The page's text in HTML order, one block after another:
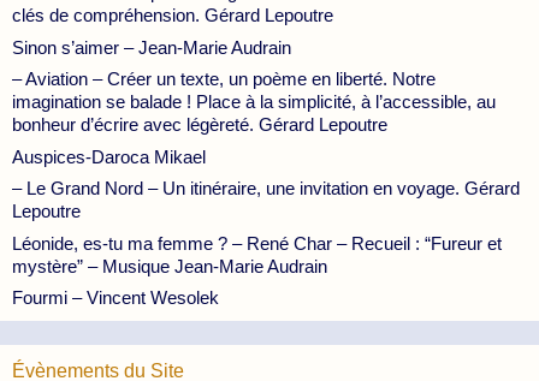
clés de compréhension. Gérard Lepoutre
Sinon s’aimer – Jean-Marie Audrain
– Aviation – Créer un texte, un poème en liberté. Notre
imagination se balade ! Place à la simplicité, à l’accessible, au
bonheur d’écrire avec légèreté. Gérard Lepoutre
Auspices-Daroca Mikael
– Le Grand Nord – Un itinéraire, une invitation en voyage. Gérard
Lepoutre
Léonide, es-tu ma femme ? – René Char – Recueil : “Fureur et
mystère” – Musique Jean-Marie Audrain
Fourmi – Vincent Wesolek
Évènements du Site